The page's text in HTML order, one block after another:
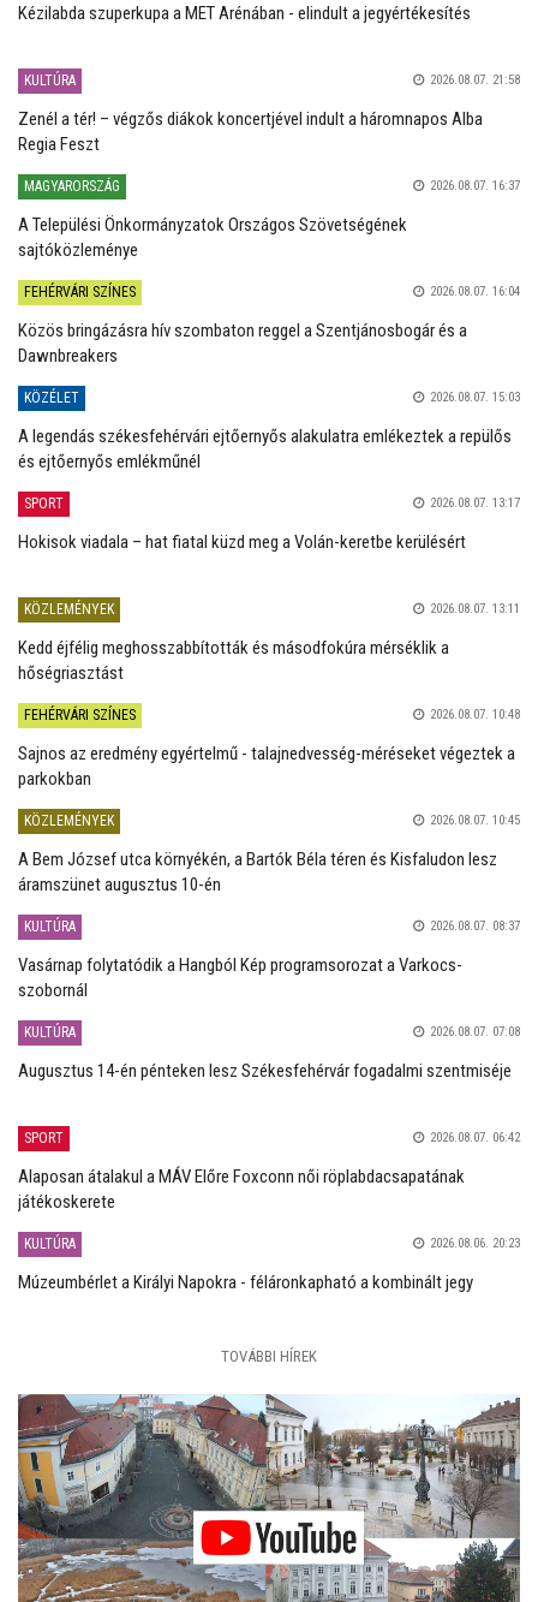
Kézilabda szuperkupa a MET Arénában - elindult a jegyértékesítés
KULTÚRA 2026.08.07. 21:58
Zenél a tér! – végzős diákok koncertjével indult a háromnapos Alba
Regia Feszt
MAGYARORSZÁG 2026.08.07. 16:37
A Települési Önkormányzatok Országos Szövetségének
sajtóközleménye
FEHÉRVÁRI SZÍNES 2026.08.07. 16:04
Közös bringázásra hív szombaton reggel a Szentjánosbogár és a
Dawnbreakers
KÖZÉLET 2026.08.07. 15:03
A legendás székesfehérvári ejtőernyős alakulatra emlékeztek a repülős
és ejtőernyős emlékműnél
SPORT 2026.08.07. 13:17
Hokisok viadala – hat fiatal küzd meg a Volán-keretbe kerülésért
KÖZLEMÉNYEK 2026.08.07. 13:11
Kedd éjfélig meghosszabbították és másodfokúra mérséklik a
hőségriasztást
FEHÉRVÁRI SZÍNES 2026.08.07. 10:48
Sajnos az eredmény egyértelmű - talajnedvesség-méréseket végeztek a
parkokban
KÖZLEMÉNYEK 2026.08.07. 10:45
A Bem József utca környékén, a Bartók Béla téren és Kisfaludon lesz
áramszünet augusztus 10-én
KULTÚRA 2026.08.07. 08:37
Vasárnap folytatódik a Hangból Kép programsorozat a Varkocs-
szobornál
KULTÚRA 2026.08.07. 07:08
Augusztus 14-én pénteken lesz Székesfehérvár fogadalmi szentmiséje
SPORT 2026.08.07. 06:42
Alaposan átalakul a MÁV Előre Foxconn női röplabdacsapatának
játékoskerete
KULTÚRA 2026.08.06. 20:23
Múzeumbérlet a Királyi Napokra - féláronkapható a kombinált jegy
TOVÁBBI HÍREK